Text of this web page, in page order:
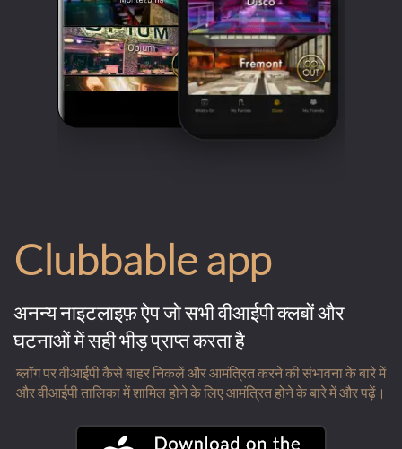
Clubbable app
अनन्य नाइटलाइफ़ ऐप जो सभी वीआईपी क्लबों और
घटनाओं में सही भीड़ प्राप्त करता है
ब्लॉग पर वीआईपी कैसे बाहर निकलें और आमंत्रित करने की संभावना के बारे में
और वीआईपी तालिका में शामिल होने के लिए आमंत्रित होने के बारे में और पढ़ें।